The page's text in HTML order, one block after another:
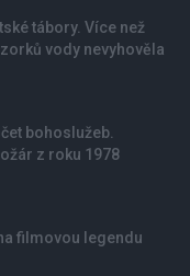
tábory. Více než
vody nevyhověla
bohoslužeb.
z roku 1978
filmovou legendu